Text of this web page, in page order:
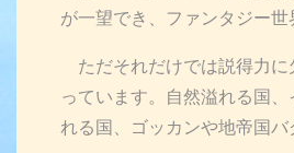
が一望でき、ファンタジー世
ただそれだけでは説得力に
っています。自然溢れる国
れる国、ゴッカンや地帝国バ